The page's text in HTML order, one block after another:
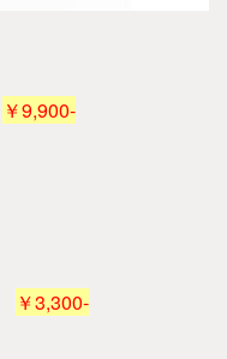
￥9,900-
￥3,300-